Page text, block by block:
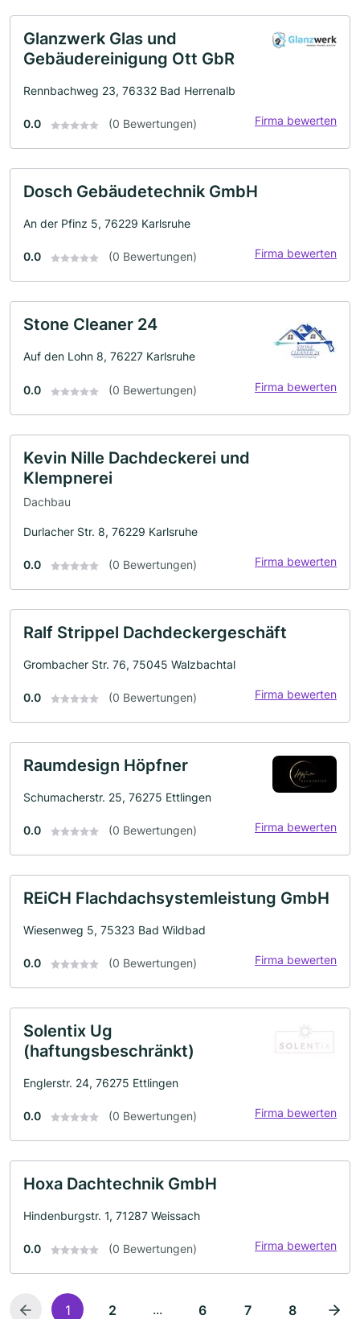
Glanzwerk Glas und
Gebäudereinigung Ott GbR
Rennbachweg 23, 76332 Bad Herrenalb
0.0 (0 Bewertungen) Firma bewerten
Dosch Gebäudetechnik GmbH
An der Pfinz 5, 76229 Karlsruhe
0.0 (0 Bewertungen) Firma bewerten
Stone Cleaner 24
Auf den Lohn 8, 76227 Karlsruhe
0.0 (0 Bewertungen) Firma bewerten
Kevin Nille Dachdeckerei und
Klempnerei
Dachbau
Durlacher Str. 8, 76229 Karlsruhe
0.0 (0 Bewertungen) Firma bewerten
Ralf Strippel Dachdeckergeschäft
Grombacher Str. 76, 75045 Walzbachtal
0.0 (0 Bewertungen) Firma bewerten
Raumdesign Höpfner
Schumacherstr. 25, 76275 Ettlingen
0.0 (0 Bewertungen) Firma bewerten
REiCH Flachdachsystemleistung GmbH
Wiesenweg 5, 75323 Bad Wildbad
0.0 (0 Bewertungen) Firma bewerten
Solentix Ug
(haftungsbeschränkt)
Englerstr. 24, 76275 Ettlingen
0.0 (0 Bewertungen) Firma bewerten
Hoxa Dachtechnik GmbH
Hindenburgstr. 1, 71287 Weissach
0.0 (0 Bewertungen) Firma bewerten
1 2 ... 6 7 8